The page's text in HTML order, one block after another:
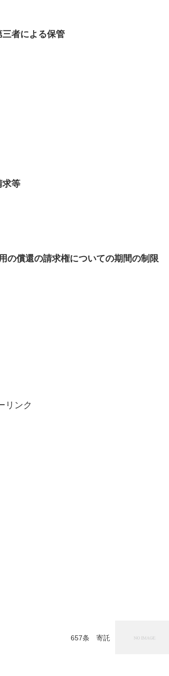
者による保管
等
償還の請求権についての期間の制限
リンク
657条 寄託